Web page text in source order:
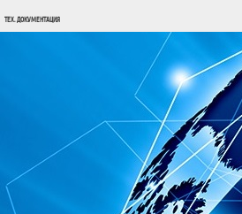
ТЕХ. ДОКУМЕНТАЦИЯ